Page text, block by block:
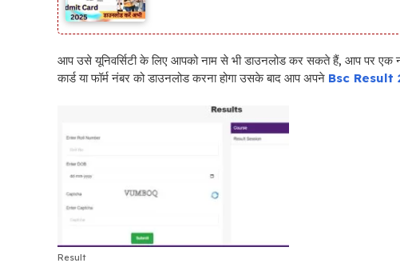
आप उसे यूनिवर्सिटी के लिए आपको नाम से भी डाउनलोड कर सकते हैं, आप पर एक
कार्ड या फॉर्म नंबर को डाउनलोड करना होगा उसके बाद आप अपने Bsc Result
Result